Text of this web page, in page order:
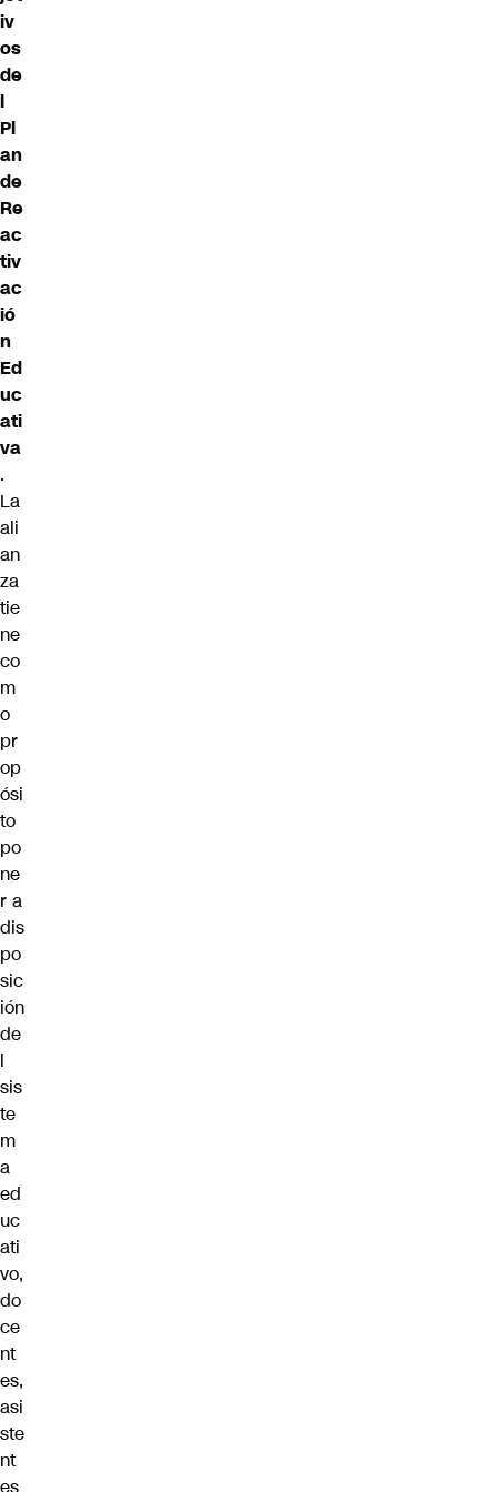
iv
os
de
l
Pl
an
de
Re
ac
tiv
ac
ió
n
Ed
uc
ati
va
.
La
ali
an
za
tie
ne
co
m
o
pr
op
ósi
to
po
ne
r a
dis
po
sic
ión
de
l
sis
te
m
a
ed
uc
ati
vo,
do
ce
nt
es,
asi
ste
nt
es